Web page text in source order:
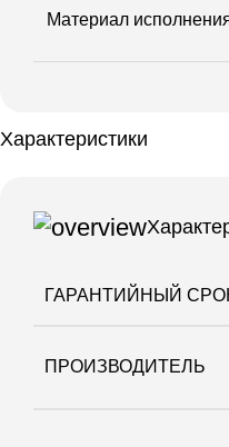
Материал
Характеристики
ГАРАНТИЙНЫЙ
ПРОИЗВОДИТЕЛЬ